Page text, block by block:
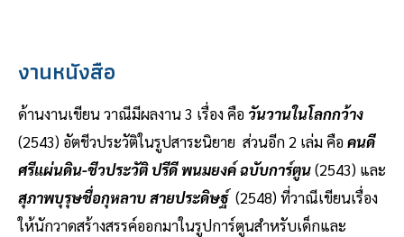
งานหนังสือ
ด้านงานเขียน วาณีมีผลงาน 3 เรื่อง คือวันวานในโลกกว้าง
(2543) อัตชีวประวัติในรูปสาระนิยาย ส่วนอีก 2 เล่ม คือคนดี
ศรีแผ่นดิน-ชีวประวัติ ปรีดี พนมยงค์ ฉบับการ์ตูน(2543) และ
สุภาพบุรุษชื่อกุหลาบ สายประดิษฐ์(2548) ที่วาณีเขียนเรื่อง
ให้นักวาดสร้างสรรค์ออกมาในรูปการ์ตูนสำหรับเด็กและ